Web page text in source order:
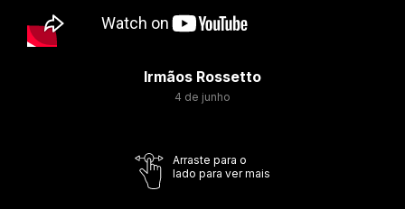
Irmãos Rossetto
4 de junho
Arraste para o
lado para ver mais